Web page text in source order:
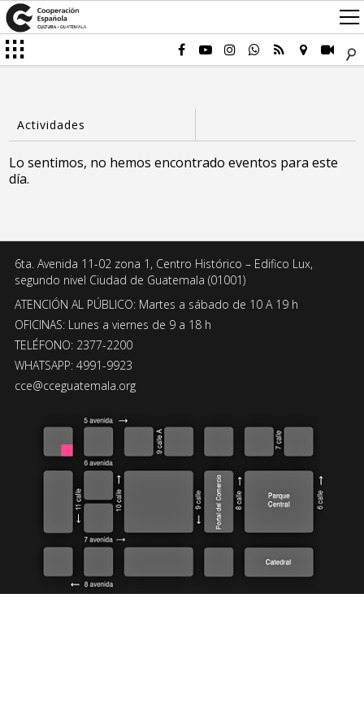
Lo sentimos, no hemos encontrado eventos para este
día.
6ta. Avenida 11-02 zona 1, Centro Histórico – Edifico Lux,
segundo nivel Ciudad de Guatemala (01001)
ATENCIÓN AL PÚBLICO: Martes a sábado de 10 A 19 h
OFICINAS: Lunes a viernes de 9 a 18 h
TELÉFONO: 2377-2200
WHATSAPP: 4991-9923
cce@cceguatemala.org